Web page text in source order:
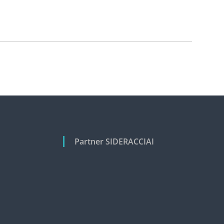
Partner SIDERACCIAI